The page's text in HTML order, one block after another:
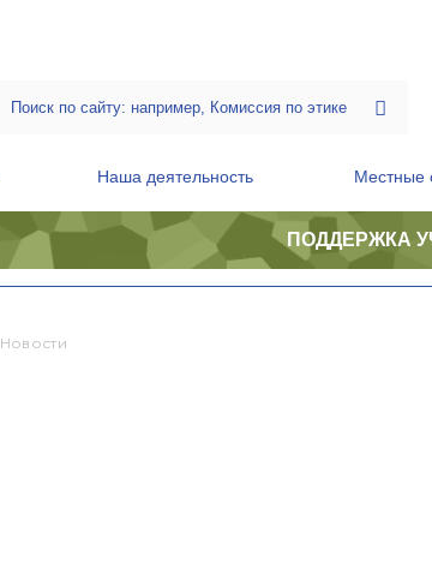
Наша деятельность Местные
ПОДДЕРЖКА
Новости